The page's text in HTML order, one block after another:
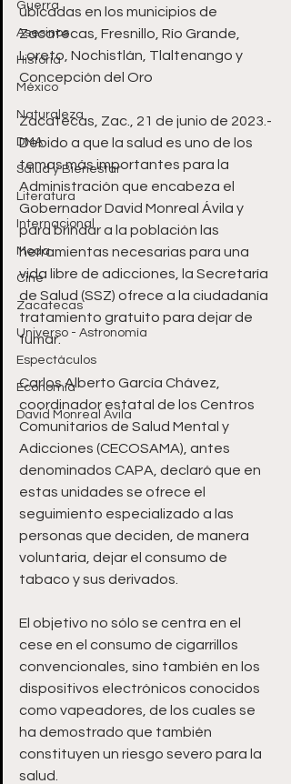
Guerra
Asesinos
Historia
México
Naturaleza
DMA
Salud y Bienestar
Literatura
Internacional
Moda
Cine
Zacatecas
Universo - Astronomía
Espectáculos
Economía
David Monreal Ávila
ubicadas en los municipios de
Zacatecas, Fresnillo, Río Grande,
Loreto, Nochistlán, Tlaltenango y
Concepción del Oro
Zacatecas, Zac., 21 de junio de 2023.-
Debido a que la salud es uno de los
temas más importantes para la
Administración que encabeza el
Gobernador David Monreal Ávila y
para brindar a la población las
herramientas necesarias para una
vida libre de adicciones, la Secretaría
de Salud (SSZ) ofrece a la ciudadanía
tratamiento gratuito para dejar de
fumar.
Carlos Alberto García Chávez,
coordinador estatal de los Centros
Comunitarios de Salud Mental y
Adicciones (CECOSAMA), antes
denominados CAPA, declaró que en
estas unidades se ofrece el
seguimiento especializado a las
personas que deciden, de manera
voluntaria, dejar el consumo de
tabaco y sus derivados.
El objetivo no sólo se centra en el
cese en el consumo de cigarrillos
convencionales, sino también en los
dispositivos electrónicos conocidos
como vapeadores, de los cuales se
ha demostrado que también
constituyen un riesgo severo para la
salud.